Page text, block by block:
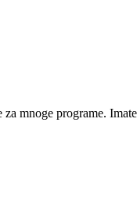
mnoge programe.